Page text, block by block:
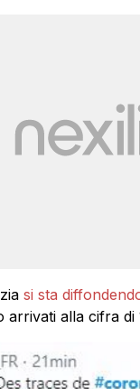
si sta
arrivati alla cifra di